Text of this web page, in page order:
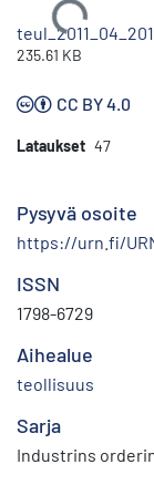
Ladataan...
235.61 KB
CC BY 4.0
Lataukset 47
Pysyvä osoite
https://urn.fi/
ISSN
1798-6729
Aihealue
teollisuus
Sarja
Industrins